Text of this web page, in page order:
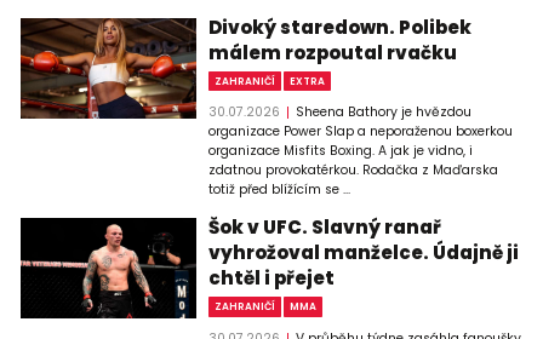
Divoký staredown. Polibek
málem rozpoutal rvačku
ZAHRANIČÍ EXTRA
30.07.2026
Sheena Bathory je hvězdou
organizace Power Slap a neporaženou boxerkou
organizace Misfits Boxing. A jak je vidno, i
zdatnou provokatérkou. Rodačka z Maďarska
totiž před blížícím se ...
Šok v UFC. Slavný ranař
vyhrožoval manželce. Údajně ji
chtěl i přejet
ZAHRANIČÍ MMA